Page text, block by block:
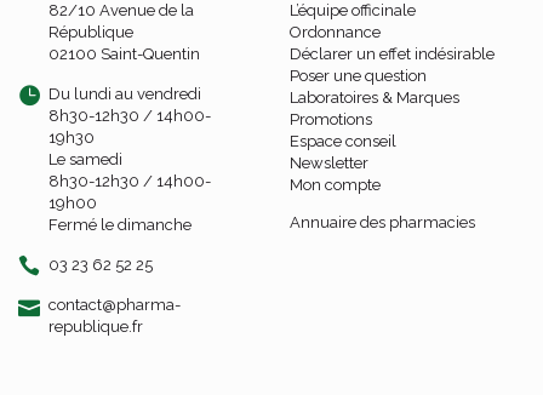
82/10 Avenue de la
République
02100 Saint-Quentin
Du lundi au vendredi
8h30-12h30 / 14h00-
19h30
Le samedi
8h30-12h30 / 14h00-
19h00
Fermé le dimanche
03 23 62 52 25
contact-
@-
pharma-
republique.fr
L’équipe officinale
Ordonnance
Déclarer un effet indésirable
Poser une question
Laboratoires & Marques
Promotions
Espace conseil
Newsletter
Mon compte
Annuaire des pharmacies